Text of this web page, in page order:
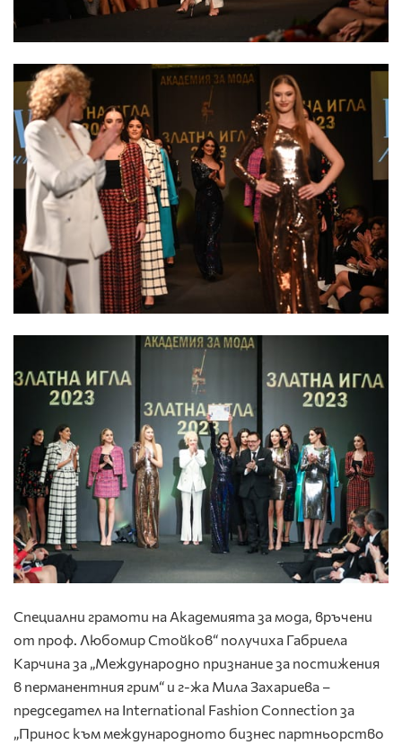
Специални грамоти на Академията за мода, връчени
от проф. Любомир Стойков“ получиха Габриела
Карчина за „Международно признание за постижения
в перманентния грим“ и г-жа Мила Захариева –
председател на International Fashion Connection за
„Принос към международното бизнес партньорство